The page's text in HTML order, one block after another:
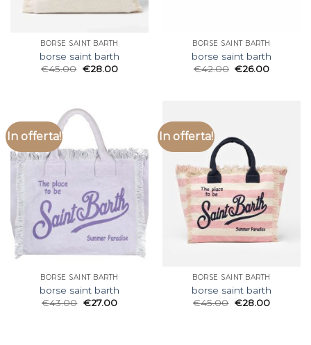
BORSE SAINT BARTH
borse saint barth
€45.00 €28.00
BORSE SAINT BARTH
borse saint barth
€42.00 €26.00
In offerta!
BORSE SAINT BARTH
borse saint barth
€43.00 €27.00
In offerta!
BORSE SAINT BARTH
borse saint barth
€45.00 €28.00